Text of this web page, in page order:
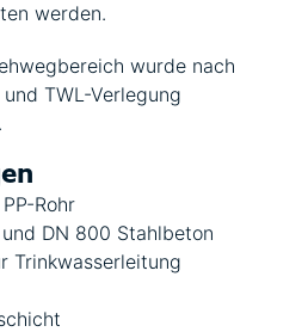
werden.
wurde nach
TWL-Verlegung
Rohr
DN 800 Stahlbeton
Trinkwasserleitung